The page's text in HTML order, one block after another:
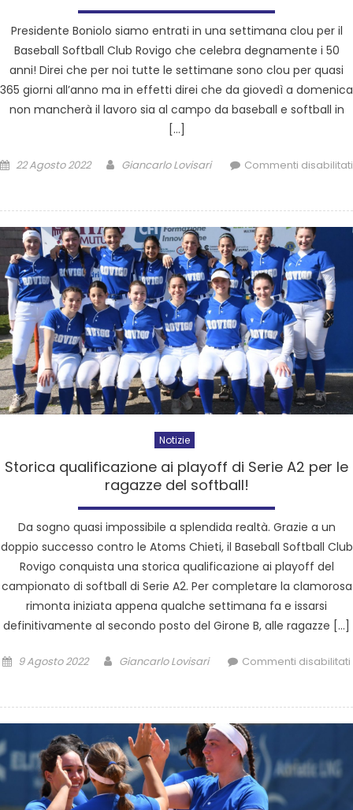
Presidente Boniolo siamo entrati in una settimana clou per il
Baseball Softball Club Rovigo che celebra degnamente i 50
anni! Direi che per noi tutte le settimane sono clou per quasi
365 giorni all’anno ma in effetti direi che da giovedì a domenica
non mancherà il lavoro sia al campo da baseball e softball in
[…]
22 Agosto 2022 Giancarlo Lovisari Commenti disabilitati
Notizie
Storica qualificazione ai playoff di Serie A2 per le
ragazze del softball!
Da sogno quasi impossibile a splendida realtà. Grazie a un
doppio successo contro le Atoms Chieti, il Baseball Softball Club
Rovigo conquista una storica qualificazione ai playoff del
campionato di softball di Serie A2. Per completare la clamorosa
rimonta iniziata appena qualche settimana fa e issarsi
definitivamente al secondo posto del Girone B, alle ragazze […]
9 Agosto 2022 Giancarlo Lovisari Commenti disabilitati